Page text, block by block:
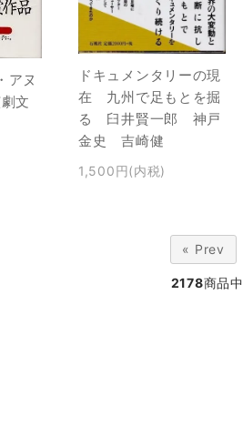
アヌ
文
ドキュメンタリーの現
在 九州で足もとを掘
る 臼井賢一郎 神戸
金史 吉崎健
1,500円(内税)
« Prev
2178商品中